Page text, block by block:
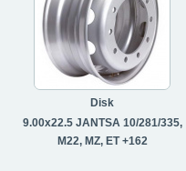
Disk
9.00x22.5 JANTSA 10/281/335,
M22, MZ, ET +162